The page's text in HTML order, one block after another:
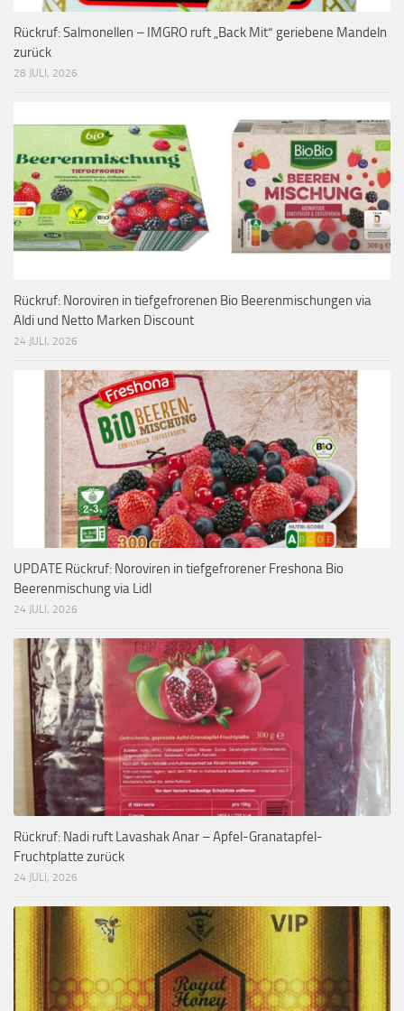
Rückruf: Salmonellen – IMGRO ruft „Back Mit“ geriebene Mandeln
zurück
28 JULI, 2026
Rückruf: Noroviren in tiefgefrorenen Bio Beerenmischungen via
Aldi und Netto Marken Discount
24 JULI, 2026
UPDATE Rückruf: Noroviren in tiefgefrorener Freshona Bio
Beerenmischung via Lidl
24 JULI, 2026
Rückruf: Nadi ruft Lavashak Anar – Apfel-Granatapfel-
Fruchtplatte zurück
24 JULI, 2026